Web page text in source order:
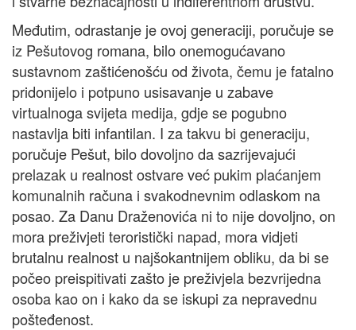
Međutim, odrastanje je ovoj generaciji, poručuje se
iz Pešutovog romana, bilo onemogućavano
sustavnom zaštićenošću od života, čemu je fatalno
pridonijelo i potpuno usisavanje u zabave
virtualnoga svijeta medija, gdje se pogubno
nastavlja biti infantilan. I za takvu bi generaciju,
poručuje Pešut, bilo dovoljno da sazrijevajući
prelazak u realnost ostvare već pukim plaćanjem
komunalnih računa i svakodnevnim odlaskom na
posao. Za Danu Draženovića ni to nije dovoljno, on
mora preživjeti teroristički napad, mora vidjeti
brutalnu realnost u najšokantnijem obliku, da bi se
počeo preispitivati zašto je preživjela bezvrijedna
osoba kao on i kako da se iskupi za nepravednu
pošteđenost.